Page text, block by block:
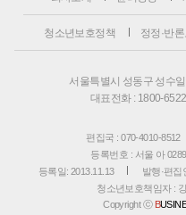
청소년보호정책 정정·반
서울특별시 성동구 성수
대표전화 : 1800-6522
편집국 : 070-4010-8512
등록번호 : 서울 아
등록일: 2013.11.13
발행·편집
청소년보호책임자 :
Copyright ⓒ B